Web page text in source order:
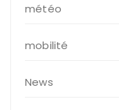
météo
mobilité
News